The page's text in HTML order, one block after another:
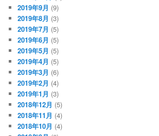
2019年9月 (9)
2019年8月 (3)
2019年7月 (5)
2019年6月 (5)
2019年5月 (5)
2019年4月 (5)
2019年3月 (6)
2019年2月 (4)
2019年1月 (3)
2018年12月 (5)
2018年11月 (4)
2018年10月 (4)